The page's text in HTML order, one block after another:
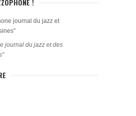
!
journal du jazz et des